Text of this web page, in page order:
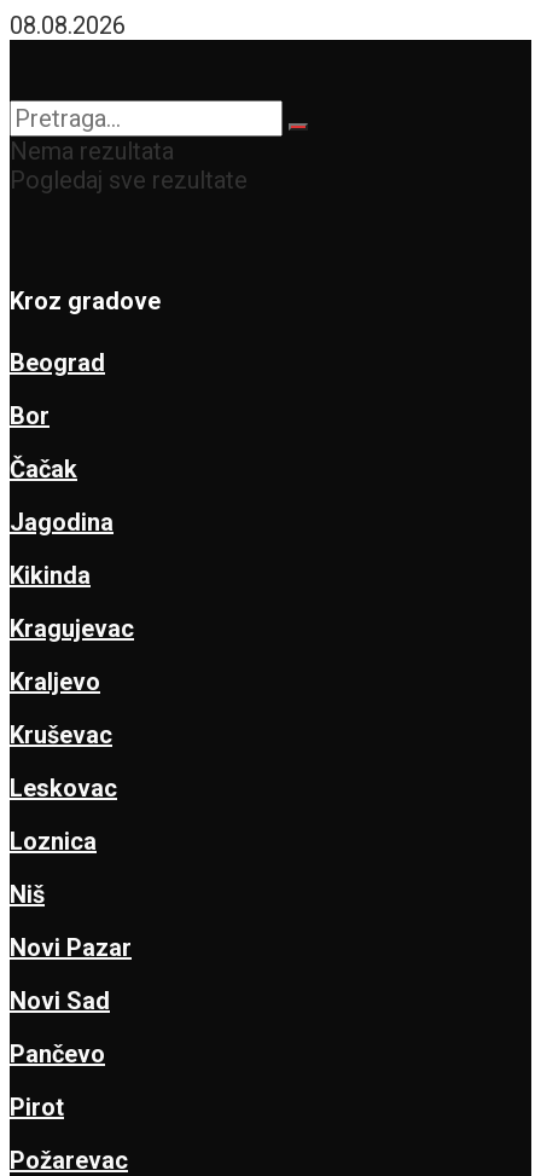
ove godine – Pratiće
rast plata
08.08.2026
Nema rezultata
Pogledaj sve rezultate
Kroz gradove
Beograd
Bor
Čačak
Jagodina
Kikinda
Kragujevac
Kraljevo
Kruševac
Leskovac
Loznica
Niš
Novi Pazar
Novi Sad
Pančevo
Pirot
Požarevac